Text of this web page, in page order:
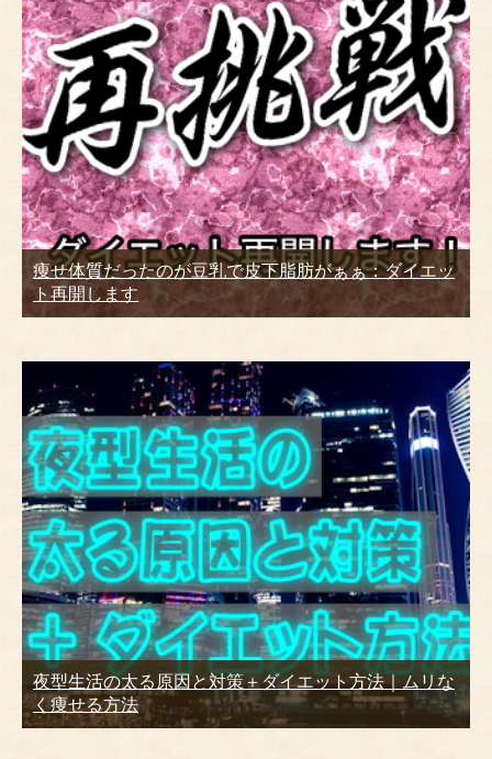
痩せ体質だったのが豆乳で皮下脂肪がぁぁ：ダイエッ
ト再開します
夜型生活の太る原因と対策＋ダイエット方法｜ムリな
く痩せる方法